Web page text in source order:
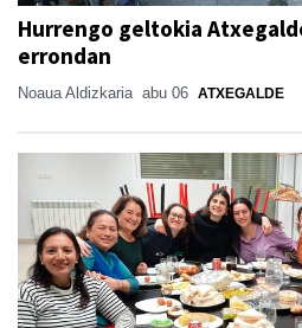
Hurrengo geltokia
errondan
Noaua Aldizkaria abu 06 ATXEGALDE